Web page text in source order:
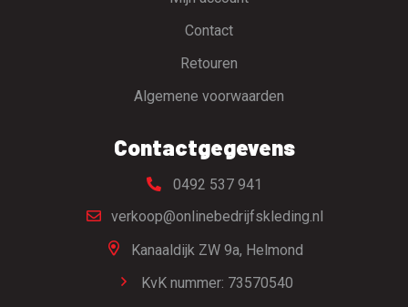
Contact
Retouren
Algemene voorwaarden
Contactgegevens
0492 537 941
verkoop@onlinebedrijfskleding.nl
Kanaaldijk ZW 9a, Helmond
KvK nummer: 73570540